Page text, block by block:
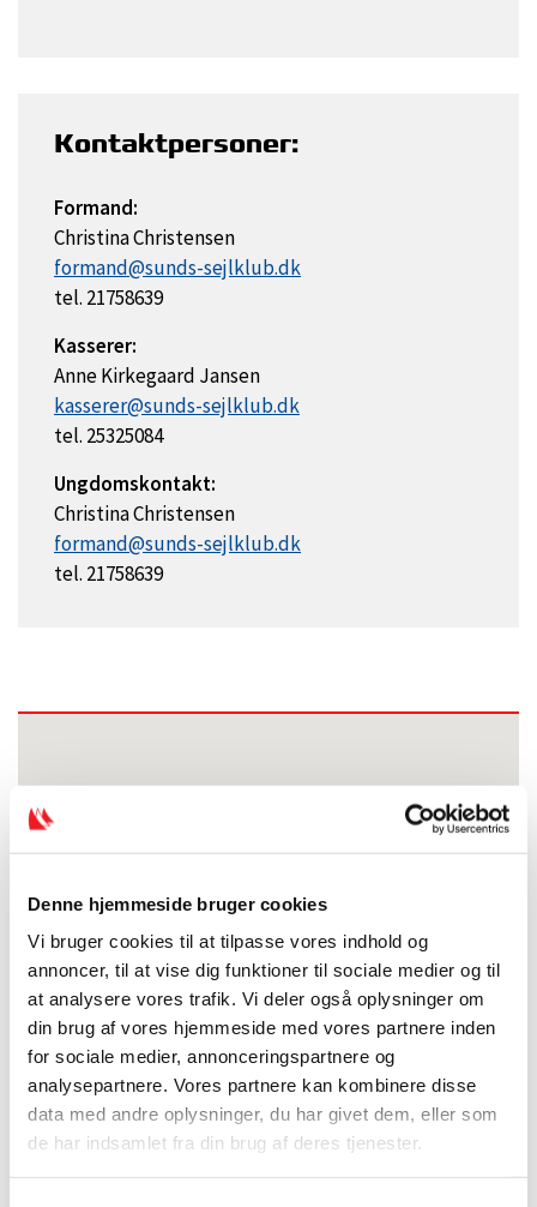
Denne hjemmeside bruger cookies
Vi bruger cookies til at tilpasse vores indhold og
annoncer, til at vise dig funktioner til sociale medier og til
at analysere vores trafik. Vi deler også oplysninger om
din brug af vores hjemmeside med vores partnere inden
for sociale medier, annonceringspartnere og
analysepartnere. Vores partnere kan kombinere disse
data med andre oplysninger, du har givet dem, eller som
de har indsamlet fra din brug af deres tjenester.
Kontaktpersoner:
Formand:
Christina Christensen
formand@sunds-sejlklub.dk
tel. 21758639
Kasserer:
Anne Kirkegaard Jansen
kasserer@sunds-sejlklub.dk
tel. 25325084
Ungdomskontakt:
Christina Christensen
formand@sunds-sejlklub.dk
tel. 21758639